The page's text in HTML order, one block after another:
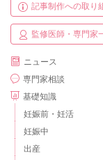
記事制作への取り
監修医師・専門家
ニュース
専門家相談
基礎知識
妊娠前・妊活
妊娠中
出産